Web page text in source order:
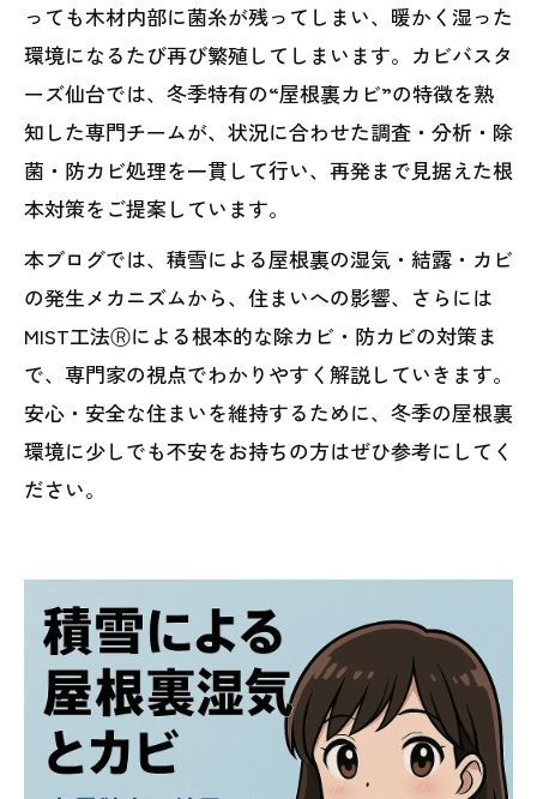
っても木材内部に菌糸が残ってしまい、暖かく湿った
環境になるたび再び繁殖してしまいます。カビバスタ
ーズ仙台では、冬季特有の“屋根裏カビ”の特徴を熟
知した専門チームが、状況に合わせた調査・分析・除
菌・防カビ処理を一貫して行い、再発まで見据えた根
本対策をご提案しています。
本ブログでは、積雪による屋根裏の湿気・結露・カビ
の発生メカニズムから、住まいへの影響、さらには
MIST工法Ⓡによる根本的な除カビ・防カビの対策ま
で、専門家の視点でわかりやすく解説していきます。
安心・安全な住まいを維持するために、冬季の屋根裏
環境に少しでも不安をお持ちの方はぜひ参考にしてく
ださい。